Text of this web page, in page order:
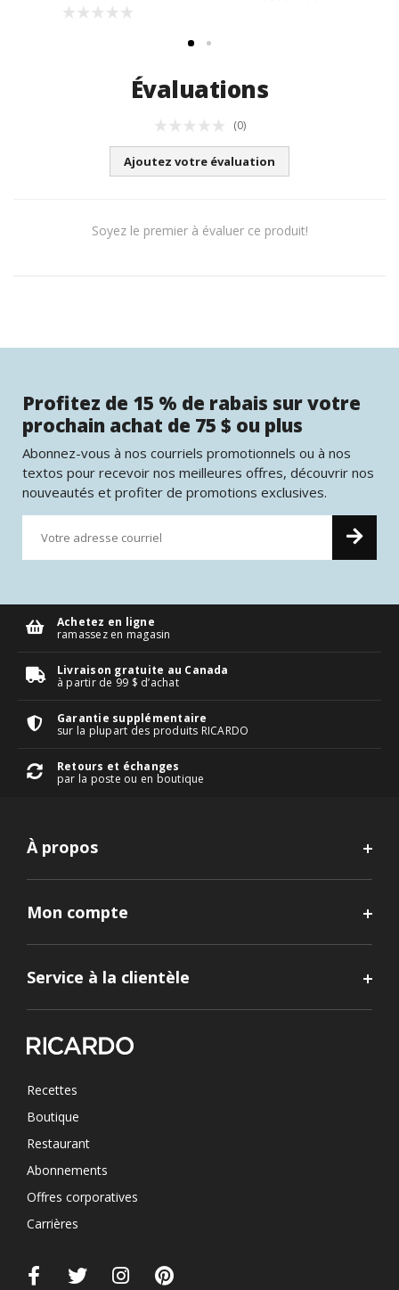
Évaluations
(0)
Ajoutez votre évaluation
Soyez le premier à évaluer ce produit!
Profitez de 15 % de rabais sur votre
prochain achat de 75 $ ou plus
Abonnez-vous à nos courriels promotionnels ou à nos
textos pour recevoir nos meilleures offres, découvrir nos
nouveautés et profiter de promotions exclusives.
Achetez en ligne
ramassez en magasin
Livraison gratuite au Canada
à partir de 99 $ d’achat
Garantie supplémentaire
sur la plupart des produits RICARDO
Retours et échanges
par la poste ou en boutique
À propos
Mon compte
Service à la clientèle
Recettes
Boutique
Restaurant
Abonnements
Offres corporatives
Carrières